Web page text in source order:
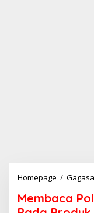
Homepage /
Membaca